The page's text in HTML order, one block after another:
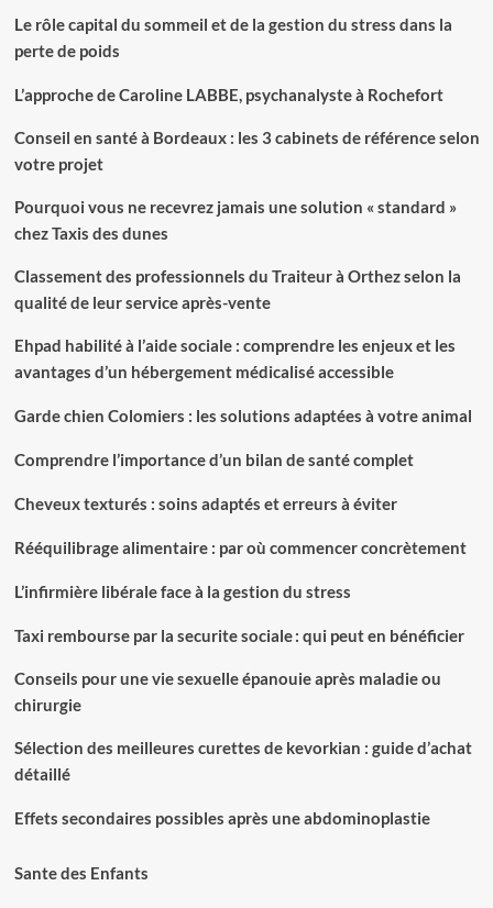
Le rôle capital du sommeil et de la gestion du stress dans la
perte de poids
L’approche de Caroline LABBE, psychanalyste à Rochefort
Conseil en santé à Bordeaux : les 3 cabinets de référence selon
votre projet
Pourquoi vous ne recevrez jamais une solution « standard »
chez Taxis des dunes
Classement des professionnels du Traiteur à Orthez selon la
qualité de leur service après-vente
Ehpad habilité à l’aide sociale : comprendre les enjeux et les
avantages d’un hébergement médicalisé accessible
Garde chien Colomiers : les solutions adaptées à votre animal
Comprendre l’importance d’un bilan de santé complet
Cheveux texturés : soins adaptés et erreurs à éviter
Rééquilibrage alimentaire : par où commencer concrètement
L’infirmière libérale face à la gestion du stress
Taxi rembourse par la securite sociale : qui peut en bénéficier
Conseils pour une vie sexuelle épanouie après maladie ou
chirurgie
Sélection des meilleures curettes de kevorkian : guide d’achat
détaillé
Effets secondaires possibles après une abdominoplastie
Sante des Enfants